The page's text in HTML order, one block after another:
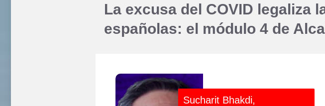
La excusa del COVID legaliza
españolas: el módulo 4 de
Sucharit Bhakdi,